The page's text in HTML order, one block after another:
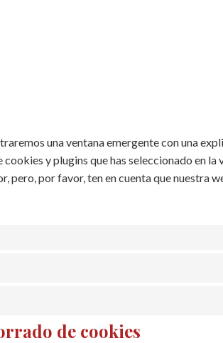
una ventana emergente con una
y plugins que has seleccionado en
pero, por favor, ten en cuenta que nuestra
de cookies